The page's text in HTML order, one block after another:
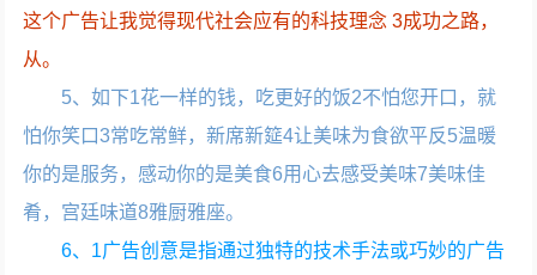
这个广告让我觉得现代社会应有的科技理念 3成功之路，
从。
5、如下1花一样的钱，吃更好的饭2不怕您开口，就
怕你笑口3常吃常鲜，新席新筵4让美味为食欲平反5温暖
你的是服务，感动你的是美食6用心去感受美味7美味佳
肴，宫廷味道8雅厨雅座。
6、1广告创意是指通过独特的技术手法或巧妙的广告